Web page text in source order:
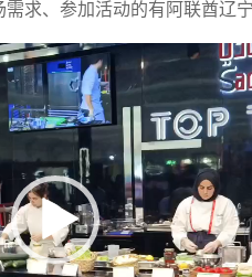
求、参加活动的有阿联酋辽